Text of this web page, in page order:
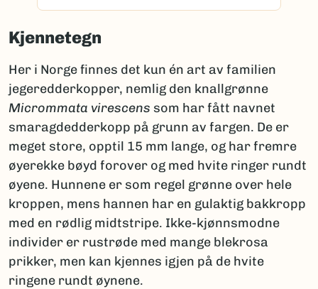
Kjennetegn
Her i Norge finnes det kun én art av familien
jegeredderkopper, nemlig den knallgrønne
Micrommata virescens som har fått navnet
smaragdedderkopp på grunn av fargen. De er
meget store, opptil 15 mm lange, og har fremre
øyerekke bøyd forover og med hvite ringer rundt
øyene. Hunnene er som regel grønne over hele
kroppen, mens hannen har en gulaktig bakkropp
med en rødlig midtstripe. Ikke-kjønnsmodne
individer er rustrøde med mange blekrosa
prikker, men kan kjennes igjen på de hvite
ringene rundt øynene.